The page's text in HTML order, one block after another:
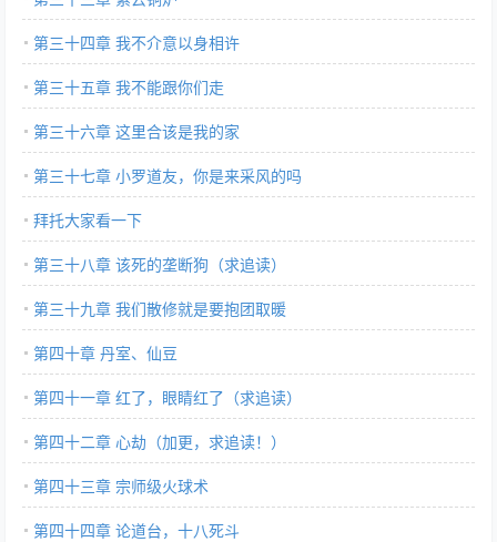
第三十四章 我不介意以身相许
第三十五章 我不能跟你们走
第三十六章 这里合该是我的家
第三十七章 小罗道友，你是来采风的吗
拜托大家看一下
第三十八章 该死的垄断狗（求追读）
第三十九章 我们散修就是要抱团取暖
第四十章 丹室、仙豆
第四十一章 红了，眼睛红了（求追读）
第四十二章 心劫（加更，求追读！）
第四十三章 宗师级火球术
第四十四章 论道台，十八死斗